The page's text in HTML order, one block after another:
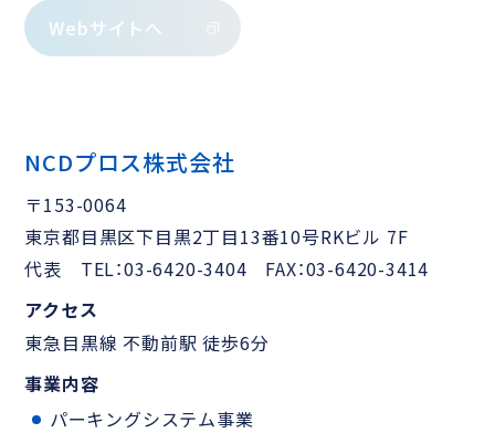
Webサイトへ
NCDプロス株式会社
〒153-0064
東京都目黒区下目黒2丁目13番10号RKビル 7F
代表 TEL：03-6420-3404 FAX：03-6420-3414
アクセス
東急目黒線 不動前駅 徒歩6分
事業内容
パーキングシステム事業